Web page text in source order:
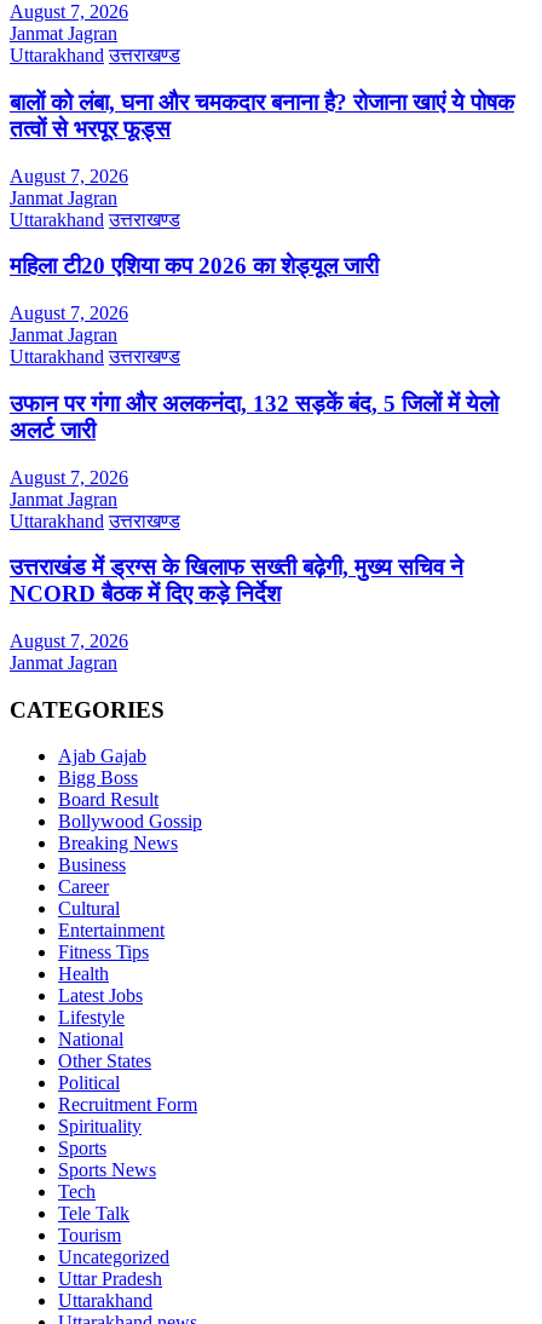
August 7, 2026
Janmat Jagran
Uttarakhand उत्तराखण्ड
बालों को लंबा, घना और चमकदार बनाना है? रोजाना खाएं ये पोषक
तत्वों से भरपूर फूड्स
August 7, 2026
Janmat Jagran
Uttarakhand उत्तराखण्ड
महिला टी20 एशिया कप 2026 का शेड्यूल जारी
August 7, 2026
Janmat Jagran
Uttarakhand उत्तराखण्ड
उफान पर गंगा और अलकनंदा, 132 सड़कें बंद, 5 जिलों में येलो
अलर्ट जारी
August 7, 2026
Janmat Jagran
Uttarakhand उत्तराखण्ड
उत्तराखंड में ड्रग्स के खिलाफ सख्ती बढ़ेगी, मुख्य सचिव ने
NCORD बैठक में दिए कड़े निर्देश
August 7, 2026
Janmat Jagran
CATEGORIES
Ajab Gajab
Bigg Boss
Board Result
Bollywood Gossip
Breaking News
Business
Career
Cultural
Entertainment
Fitness Tips
Health
Latest Jobs
Lifestyle
National
Other States
Political
Recruitment Form
Spirituality
Sports
Sports News
Tech
Tele Talk
Tourism
Uncategorized
Uttar Pradesh
Uttarakhand